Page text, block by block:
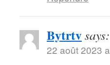
Bytrtvsays:
22 août 2023